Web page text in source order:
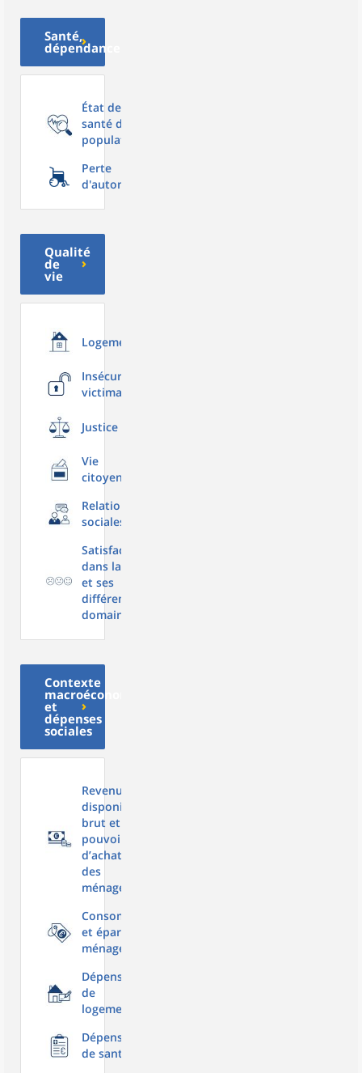
Santé,
dépendance
État de
santé de la
population
Perte
d'autonomie
Qualité
de
vie
Logement
Insécurité,
victimation
Justice
Vie
citoyenne
Relations
sociales
Satisfaction
dans la vie
et ses
différents
domaines
Contexte
macroéconomique
et
dépenses
sociales
Revenu
disponible
brut et
pouvoir
d’achat
des
ménages
Consommation
et épargne des
ménages
Dépenses
de
logement
Dépenses
de santé